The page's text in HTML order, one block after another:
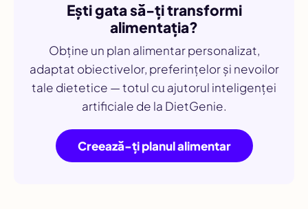
Ești gata să-ți transformi
alimentația?
Obține un plan alimentar personalizat,
adaptat obiectivelor, preferințelor și nevoilor
tale dietetice — totul cu ajutorul inteligenței
artificiale de la DietGenie.
Creează-ți planul alimentar